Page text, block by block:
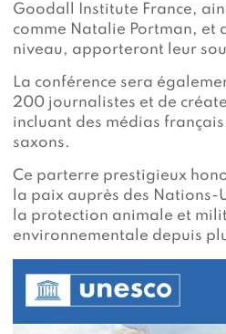
Goodall Institute France,
comme Natalie Portman, et
niveau, apporteront leur
La conférence sera
200 journalistes et de
incluant des médias
saxons.
Ce parterre prestigieux
la paix auprès des Nations-
la protection animale et
environnementale depuis